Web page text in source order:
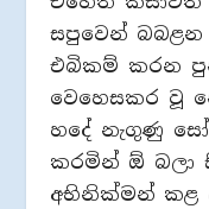
සපුවෙන් බබළන
එබිකම් කරන
වෙහෙසකර වූ
හදේ නැගුණු
කරමින් ඕ බලා
අභිනික්මන් කළ